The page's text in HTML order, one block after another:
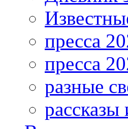
пресса
пресса
разные
рассказы